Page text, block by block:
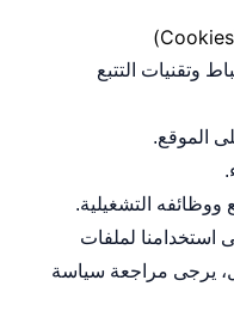
وتقنيات التتبع
الموقع.
التشغيلية.
استخدامنا لملفات
يرجى مراجعة سياسة